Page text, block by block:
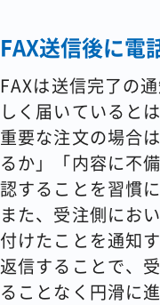
FAX送信後に電
FAXは送信完了の
しく届いていると
重要な注文の場合
るか」「内容に不
認することを習慣
また、受注側にお
付けたことを通知
返信することで、
ることなく円滑に